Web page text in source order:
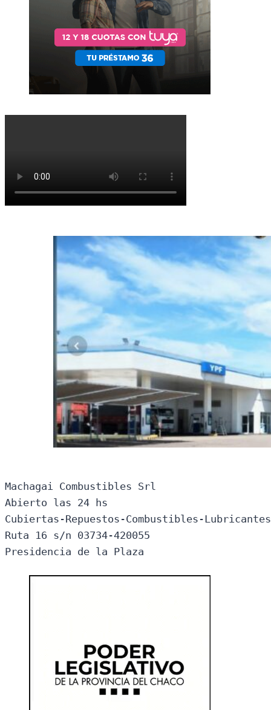
Machagai Combustibles Srl
Abierto las 24 hs
Cubiertas-Repuestos-Combustibles-
Ruta 16 s/n 03734-420055
Presidencia de la Plaza